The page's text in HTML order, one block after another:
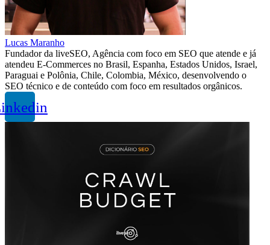
Lucas Maranho
Fundador da liveSEO, Agência com foco em SEO que atende e já
atendeu E-Commerces no Brasil, Espanha, Estados Unidos, Israel,
Paraguai e Polônia, Chile, Colombia, México, desenvolvendo o
SEO técnico e de conteúdo com foco em resultados orgânicos.